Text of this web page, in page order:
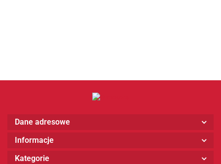
Dane adresowe
Informacje
Kategorie